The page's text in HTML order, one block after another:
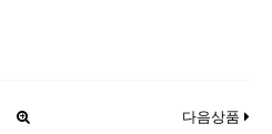
다음상품